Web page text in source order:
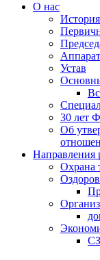
О нас
История
Аппарат
Устав
30 лет
Об
Направления
Охрана